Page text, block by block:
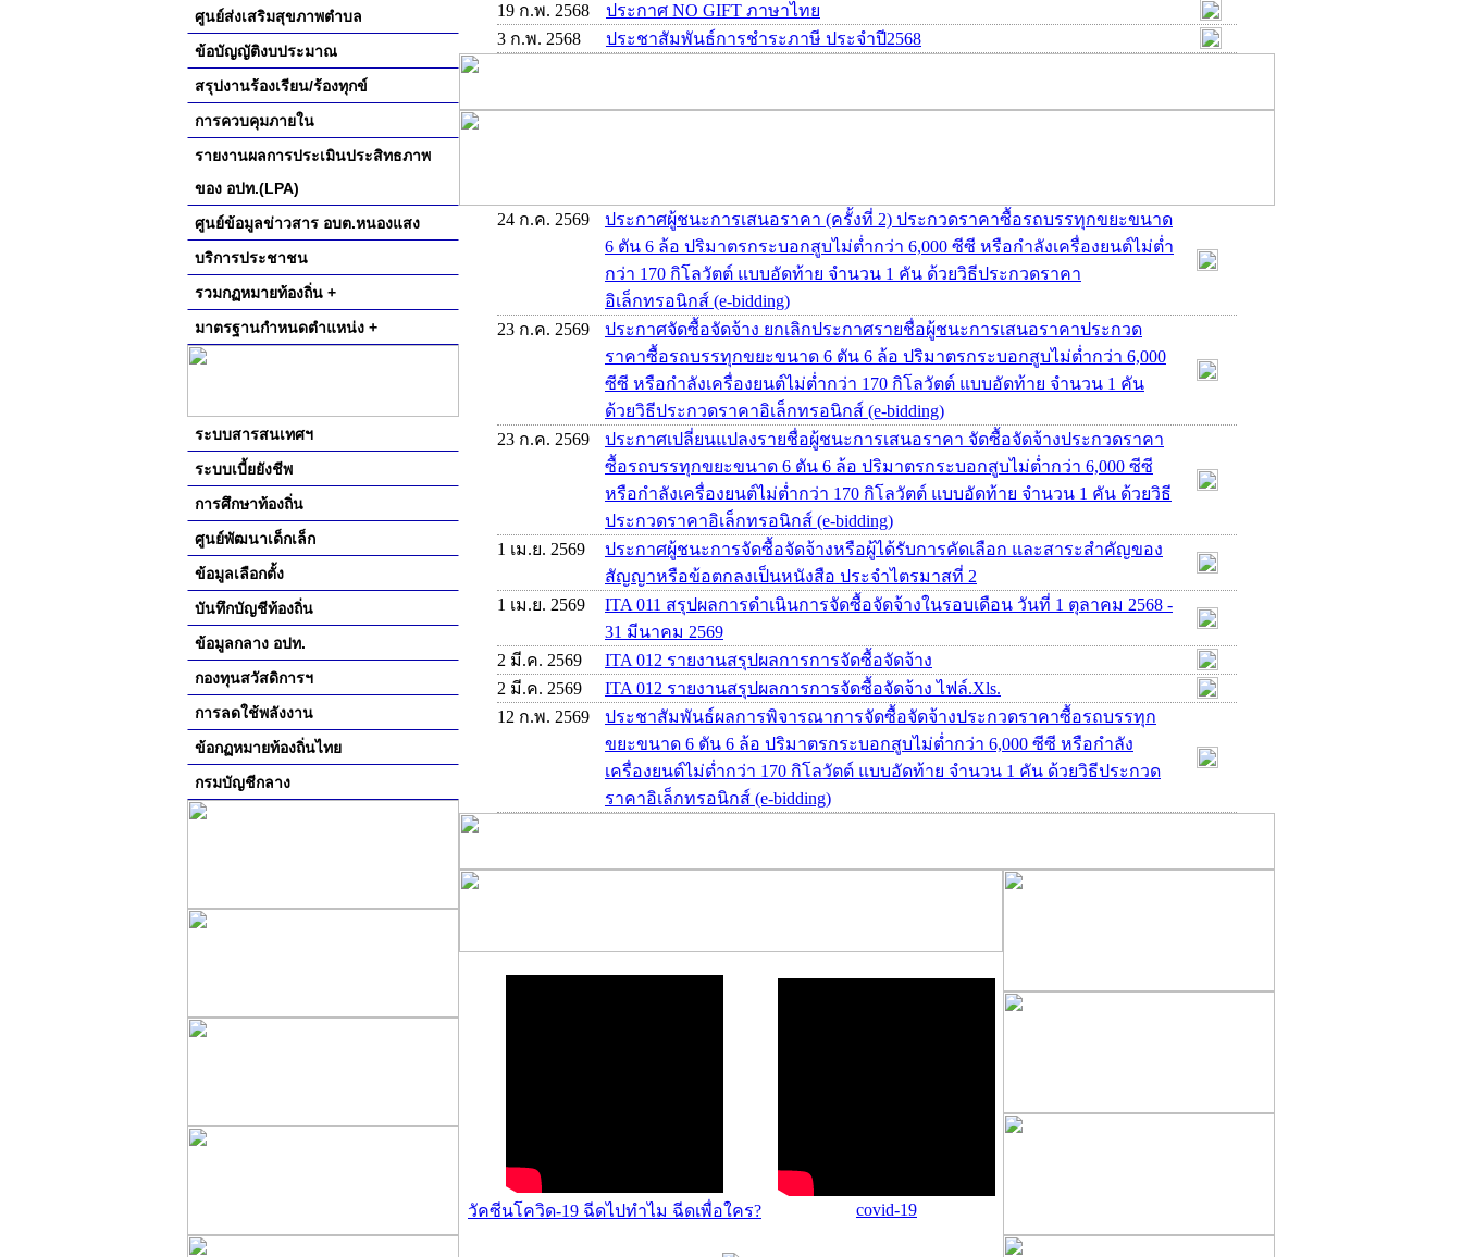
ศูนย์ส่งเสริมสุขภาพตำบล
ข้อบัญญัติงบประมาณ
สรุปงานร้องเรียน/ร้องทุกข์
การควบคุมภายใน
รายงานผลการประเมินประสิทธภาพ
ของ อปท.(LPA)
ศูนย์ข้อมูลข่าวสาร อบต.หนองแสง
บริการประชาชน
รวมกฏหมายท้องถิ่น +
มาตรฐานกำหนดตำแหน่ง +
ระบบสารสนเทศฯ
ระบบเบี้ยยังชีพ
การศึกษาท้องถิ่น
ศูนย์พัฒนาเด็กเล็ก
ข้อมูลเลือกตั้ง
บันทึกบัญชีท้องถิ่น
ข้อมูลกลาง อปท.
กองทุนสวัสดิการฯ
การลดใช้พลังงาน
ข้อกฏหมายท้องถิ่นไทย
กรมบัญชีกลาง
19 ก.พ. 2568
ประกาศ NO GIFT ภาษาไทย
3 ก.พ. 2568
ประชาสัมพันธ์การชำระภาษี ประจำปี2568
24 ก.ค. 2569
ประกาศผู้ชนะการเสนอราคา (ครั้งที่ 2) ประกวดราคาซื้อรถบรรทุกขยะขนาด
6 ตัน 6 ล้อ ปริมาตรกระบอกสูบไม่ต่ำกว่า 6,000 ซีซี หรือกำลังเครื่องยนต์ไม่ต่ำ
กว่า 170 กิโลวัตต์ แบบอัดท้าย จำนวน 1 คัน ด้วยวิธีประกวดราคา
อิเล็กทรอนิกส์ (e-bidding)
23 ก.ค. 2569
ประกาศจัดซื้อจัดจ้าง ยกเลิกประกาศรายชื่อผู้ชนะการเสนอราคาประกวด
ราคาซื้อรถบรรทุกขยะขนาด 6 ตัน 6 ล้อ ปริมาตรกระบอกสูบไม่ต่ำกว่า 6,000
ซีซี หรือกำลังเครื่องยนต์ไม่ต่ำกว่า 170 กิโลวัตต์ แบบอัดท้าย จำนวน 1 คัน
ด้วยวิธีประกวดราคาอิเล็กทรอนิกส์ (e-bidding)
23 ก.ค. 2569
ประกาศเปลี่ยนแปลงรายชื่อผู้ชนะการเสนอราคา จัดซื้อจัดจ้างประกวดราคา
ซื้อรถบรรทุกขยะขนาด 6 ตัน 6 ล้อ ปริมาตรกระบอกสูบไม่ต่ำกว่า 6,000 ซีซี
หรือกำลังเครื่องยนต์ไม่ต่ำกว่า 170 กิโลวัตต์ แบบอัดท้าย จำนวน 1 คัน ด้วยวิธี
ประกวดราคาอิเล็กทรอนิกส์ (e-bidding)
1 เม.ย. 2569
ประกาศผู้ชนะการจัดซื้อจัดจ้างหรือผู้ได้รับการคัดเลือก และสาระสำคัญของ
สัญญาหรือข้อตกลงเป็นหนังสือ ประจำไตรมาสที่ 2
1 เม.ย. 2569
ITA 011 สรุปผลการดำเนินการจัดซื้อจัดจ้างในรอบเดือน วันที่ 1 ตุลาคม 2568 -
31 มีนาคม 2569
2 มี.ค. 2569
ITA 012 รายงานสรุปผลการการจัดซื้อจัดจ้าง
2 มี.ค. 2569
ITA 012 รายงานสรุปผลการการจัดซื้อจัดจ้าง ไฟล์.Xls.
12 ก.พ. 2569
ประชาสัมพันธ์ผลการพิจารณาการจัดซื้อจัดจ้างประกวดราคาซื้อรถบรรทุก
ขยะขนาด 6 ตัน 6 ล้อ ปริมาตรกระบอกสูบไม่ต่ำกว่า 6,000 ซีซี หรือกำลัง
เครื่องยนต์ไม่ต่ำกว่า 170 กิโลวัตต์ แบบอัดท้าย จำนวน 1 คัน ด้วยวิธีประกวด
ราคาอิเล็กทรอนิกส์ (e-bidding)
วัคซีนโควิด-19 ฉีดไปทำไม ฉีดเพื่อใคร? covid-19